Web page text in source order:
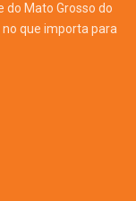
do Mato Grosso do
que importa para